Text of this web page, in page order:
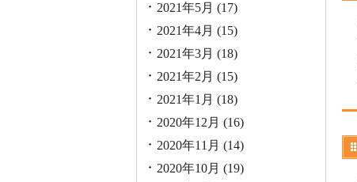
2021年5月 (17)
2021年4月 (15)
2021年3月 (18)
2021年2月 (15)
2021年1月 (18)
2020年12月 (16)
2020年11月 (14)
2020年10月 (19)